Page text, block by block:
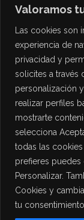
Valoramos
Las cookies son
experiencia de
privacidad y
solicites a través
personalización
realizar perfiles
mostrarte
selecciona
todas las
prefieres
Personalizar.
Cookies y
tu consentimiento.
PROTECCIÓN
Política de
Política de
Aviso Legal